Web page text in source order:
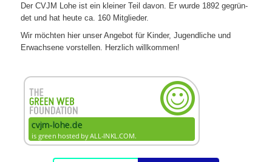
Der CVJM Lohe ist ein klei­ner Teil davon. Er wurde 1892 gegrün­
det und hat heute ca. 160 Mitglieder.
Wir möch­ten hier unser Ange­bot für Kin­der, Jugend­li­che und
Erwach­sene vor­stel­len. Herz­lich willkommen!